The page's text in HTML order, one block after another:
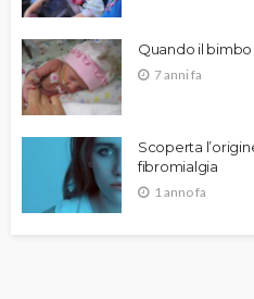
Quando il
7 anni fa
Scoperta
fibromialgia
1 anno fa